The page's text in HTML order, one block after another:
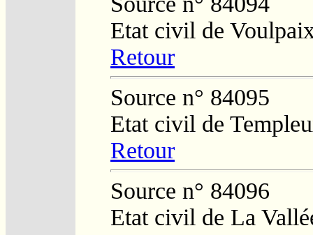
Etat civil de
Retour
Source n° 84095
Etat civil de
Retour
Source n° 84096
Etat civil de La